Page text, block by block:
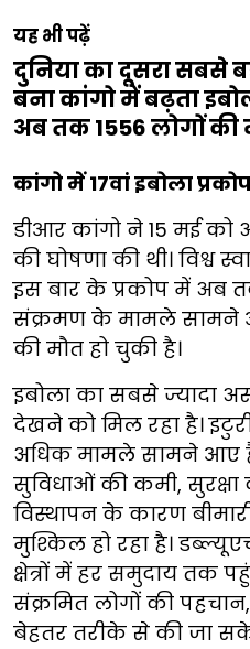
यह भी पढ़ें
दुनिया का दूसरा सबसे
बना कांगो में बढ़ता
अब तक 1556 लोगों की
कांगो में 17वां इबोला
डीआर कांगो ने 15 मई को
की घोषणा की थी। विश्व
इस बार के प्रकोप में अब
संक्रमण के मामले सामने
की मौत हो चुकी है।
इबोला का सबसे ज्यादा
देखने को मिल रहा है।
अधिक मामले सामने आए
सुविधाओं की कमी,
विस्थापन के कारण
मुश्किल हो रहा है।
क्षेत्रों में हर समुदाय तक
संक्रमित लोगों की
बेहतर तरीके से की जा